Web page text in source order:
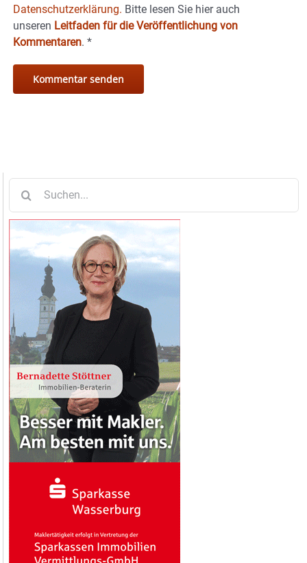
Datenschutzerklärung. Bitte lesen Sie hier auch
unseren Leitfaden für die Veröffentlichung von
Kommentaren. *
nach: